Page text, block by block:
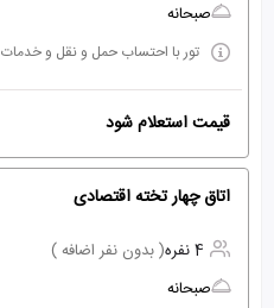
صبحانه
تور با احتساب حمل و نقل و خدمات
قیمت استعلام شود
اتاق چهار تخته اقتصادی
4 نفره
( بدون نفر اضافه )
صبحانه